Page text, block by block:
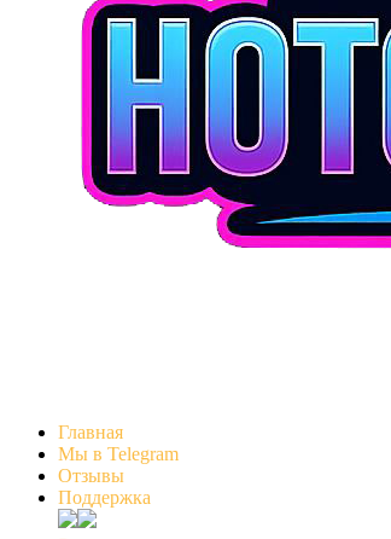
Главная
Мы в Telegram
Отзывы
Поддержка